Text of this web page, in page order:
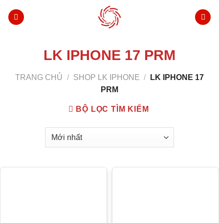
qua
LK IPHONE 17 PRM
TRANG CHỦ / SHOP LK IPHONE /
LK IPHONE 17
PRM
BỘ LỌC TÌM KIẾM